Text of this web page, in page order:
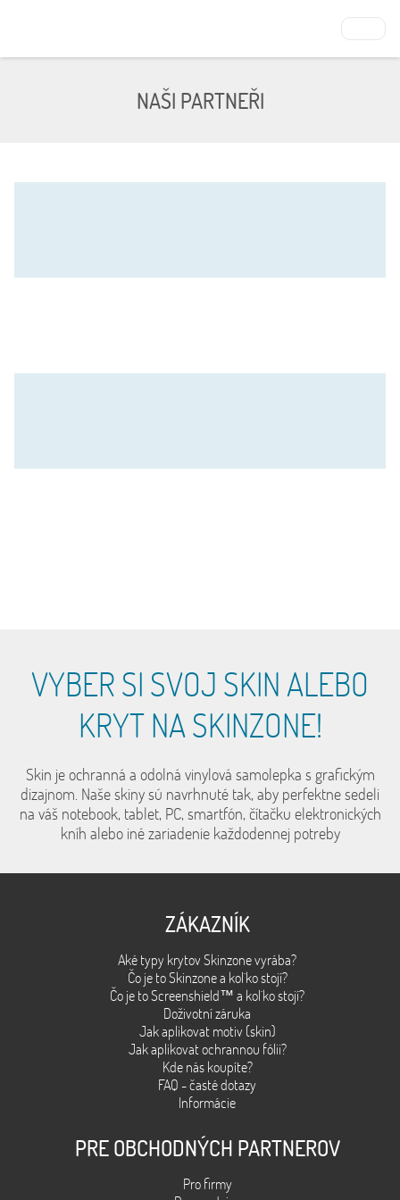
NAŠI PARTNEŘI
VYBER SI SVOJ SKIN ALEBO
KRYT NA SKINZONE!
Skin je ochranná a odolná vinylová samolepka s grafickým
dizajnom. Naše skiny sú navrhnuté tak, aby perfektne sedeli
na váš notebook, tablet, PC, smartfón, čítačku elektronických
kníh alebo iné zariadenie každodennej potreby
ZÁKAZNÍK
Aké typy krytov Skinzone vyrába?
Čo je to Skinzone a kol´ko stojí?
Čo je to Screenshield™ a kol´ko stojí?
Doživotní záruka
Jak aplikovat motiv (skin)
Jak aplikovat ochrannou fólii?
Kde nás koupíte?
FAQ - časté dotazy
Informácie
PRE OBCHODNÝCH PARTNEROV
Pro firmy